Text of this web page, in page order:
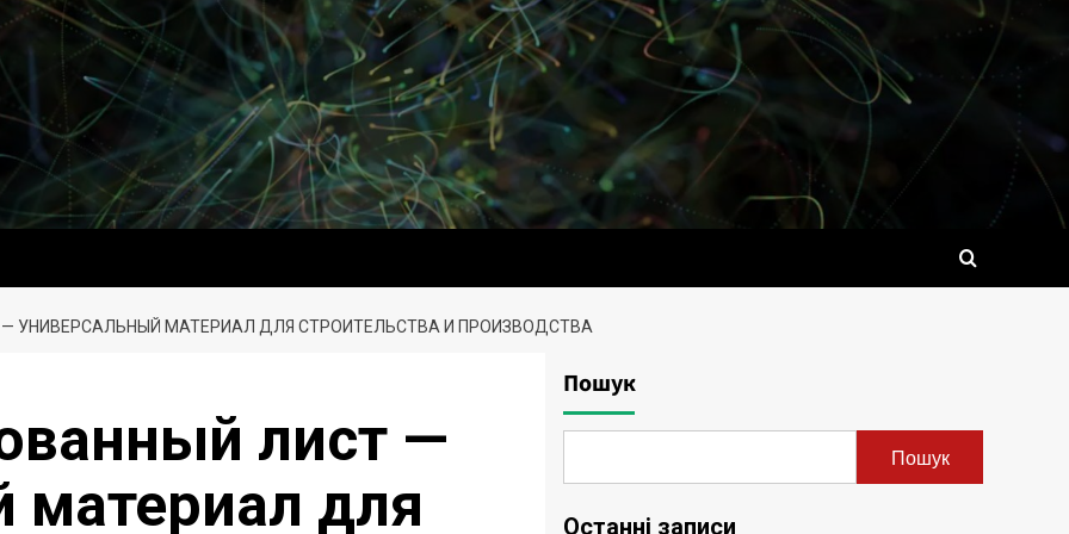
УНИВЕРСАЛЬНЫЙ МАТЕРИАЛ ДЛЯ СТРОИТЕЛЬСТВА И ПРОИЗВОДСТВА
лист —
материал для
Пошук
Пошук
Останні записи